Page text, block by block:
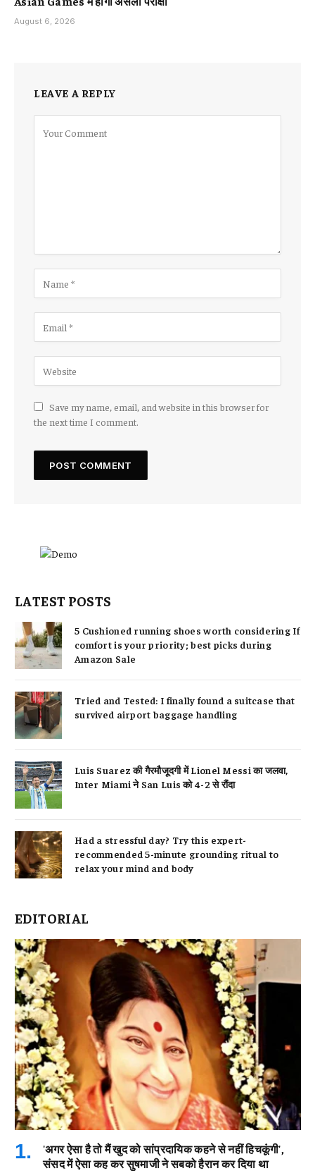
August 6, 2026
LEAVE A REPLY
Save my name, email, and website in this browser for
the next time I comment.
LATEST POSTS
5 Cushioned running shoes worth considering If
comfort is your priority; best picks during
Amazon Sale
Tried and Tested: I finally found a suitcase that
survived airport baggage handling
Luis Suarez की गैरमौजूदगी में Lionel Messi का जलवा,
Inter Miami ने San Luis को 4-2 से रौंदा
Had a stressful day? Try this expert-
recommended 5-minute grounding ritual to
relax your mind and body
EDITORIAL
'अगर ऐसा है तो मैं खुद को सांप्रदायिक कहने से नहीं हिचकूंगी',
संसद में ऐसा कह कर सुषमाजी ने सबको हैरान कर दिया था